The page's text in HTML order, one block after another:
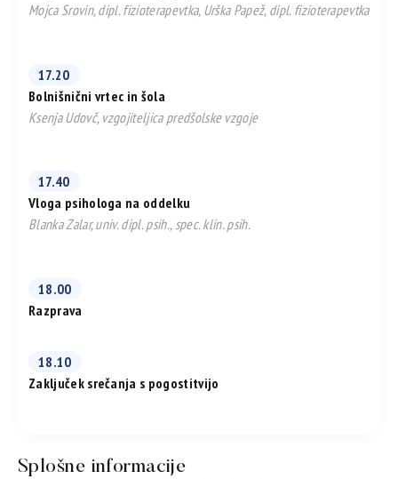
Mojca Srovin, dipl. fizioterapevtka, Urška Papež, dipl. fizioterapevtka
17.20
Bolnišnični vrtec in šola
Ksenja Udovč, vzgojiteljica predšolske vzgoje
17.40
Vloga psihologa na oddelku
Blanka Zalar, univ. dipl. psih., spec. klin. psih.
18.00
Razprava
18.10
Zaključek srečanja s pogostitvijo
Splošne informacije